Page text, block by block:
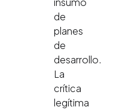
de
planes
de
desarrollo.
La
crítica
legítima